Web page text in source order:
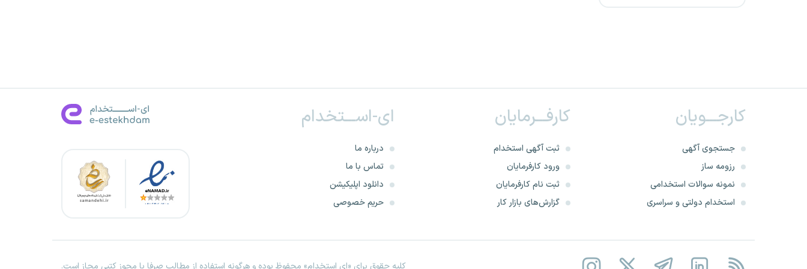
استانداری مازندران
نهاد ریاست جمهوری
استانداری گلستان
شرکت مهندسین دانشمند
استانداری کرمان
کارجـــویان
جستجوی آگهی
رزومه ساز
نمونه سوالات استخدامی
استخدام دولتی و سراسری
کارفـــرمایان
ثبت آگهی استخدام
ورود کارفرمایان
ثبت نام کارفرمایان
گزارش‌های بازار کار
ای-اســـتخدام
درباره ما
تماس با ما
دانلود اپلیکیشن
حریم خصوصی
کلیه حقوق برای «ای استخدام» محفوظ بوده و هرگونه استفاده از مطالب صرفا با مجوز کتبی مجاز است.